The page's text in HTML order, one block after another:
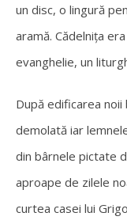
un disc, o lingură
aramă. Cădelnița
evanghelie, un
După edificarea
demolată iar
din bârnele pictate
aproape de zilele
curtea casei lui